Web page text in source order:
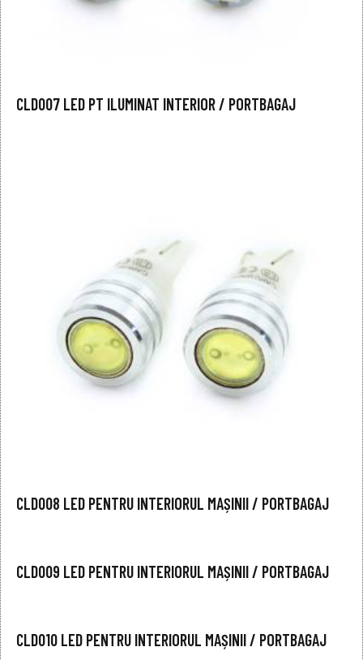
CLD007 LED PT ILUMINAT INTERIOR / PORTBAGAJ
CLD008 LED PENTRU INTERIORUL MAȘINII / PORTBAGAJ
CLD009 LED PENTRU INTERIORUL MAȘINII / PORTBAGAJ
CLD010 LED PENTRU INTERIORUL MAȘINII / PORTBAGAJ